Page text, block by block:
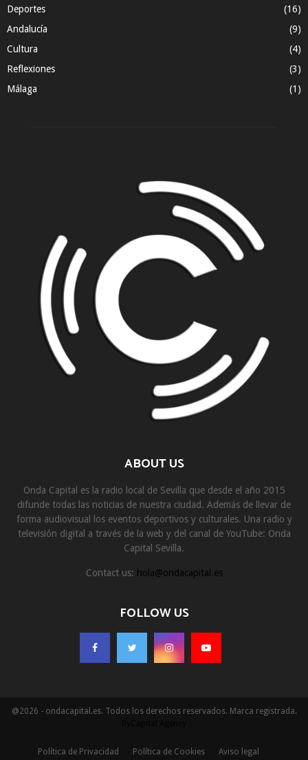
Deportes
(16)
Andalucía
(9)
Cultura
(4)
Reflexiones
(3)
Málaga
(1)
ABOUT US
Onda Capital es la radio local de Sevilla que desde el año 2015
difunde todas las noticias de nuestra ciudad. Además de llevar de
forma audiovisual los eventos deportivos y culturales. Una radio y
televisión digital a través de la web y del canal de YouTube: Onda
Capital Sevilla.
Contact us: hola@ondacapital.es
FOLLOW US
@2026 - ondacapital.es. Todos los derechos reservados. Marca registrada.
Política de Privacidad Política de Cookies Aviso legal